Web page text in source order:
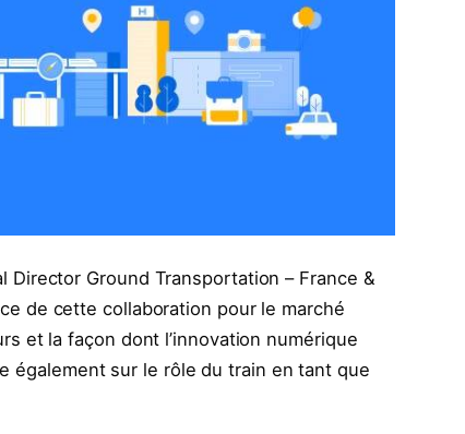
Director Ground Transportation – France &
de cette collaboration pour le marché
et la façon dont l’innovation numérique
également sur le rôle du train en tant que